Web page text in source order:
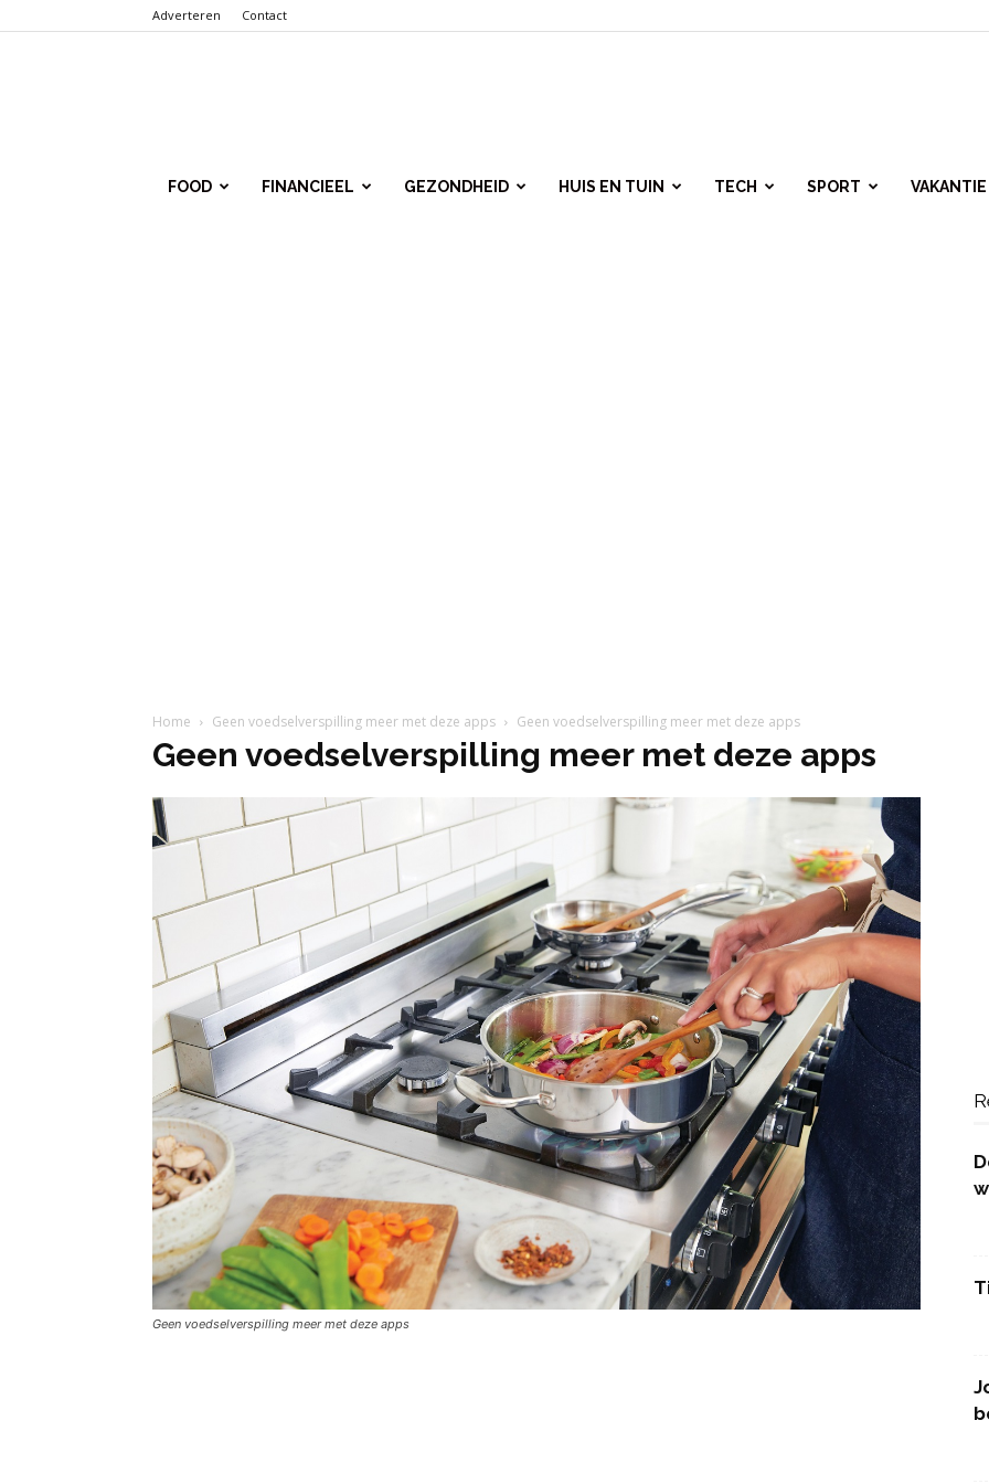
Adverteren Contact
FOOD FINANCIEEL GEZONDHEID HUIS EN TUIN TECH SPORT VAKANTIE
Home Geen voedselverspilling meer met deze apps Geen voedselverspilling meer met deze apps
Geen voedselverspilling meer met deze apps
Geen voedselverspilling meer met deze apps